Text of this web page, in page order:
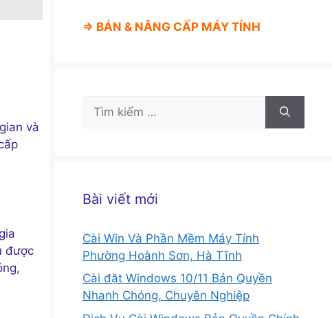
và
được
⇒ BÁN & NÂNG CẤP MÁY TÍNH
Tìm
kiếm
Bài viết mới
Cài Win Và Phần Mềm Máy Tính
Phường Hoành Sơn, Hà Tĩnh
Cài đặt Windows 10/11 Bản Quyền
Nhanh Chóng, Chuyên Nghiệp